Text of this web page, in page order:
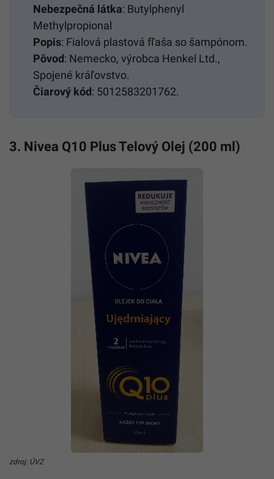
Nebezpečná látka: Butylphenyl
Methylpropional
Popis: Fialová plastová fľaša so šampónom.
Pôvod: Nemecko, výrobca Henkel Ltd.,
Spojené kráľovstvo.
Čiarový kód: 5012583201762.
3. Nivea Q10 Plus Telový Olej (200 ml)
zdroj: ÚVZ